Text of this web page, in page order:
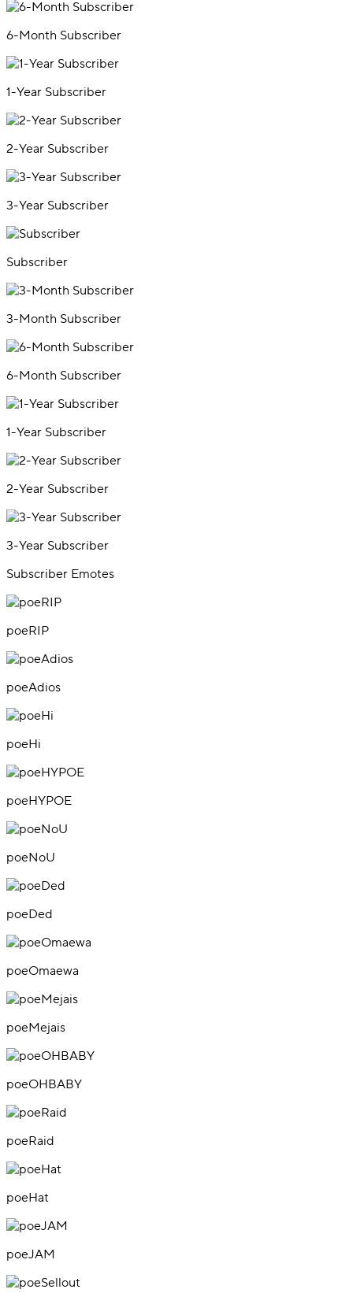
6-Month Subscriber
1-Year Subscriber
2-Year Subscriber
3-Year Subscriber
Subscriber
3-Month Subscriber
6-Month Subscriber
1-Year Subscriber
2-Year Subscriber
3-Year Subscriber
Subscriber Emotes
poeRIP
poeAdios
poeHi
poeHYPOE
poeNoU
poeDed
poeOmaewa
poeMejais
poeOHBABY
poeRaid
poeHat
poeJAM